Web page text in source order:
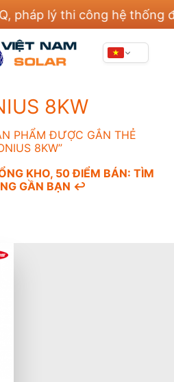
lý thi công hệ thống điện
8KW
PHẨM ĐƯỢC GẮN THẺ
8KW”
KHO, 50 ĐIỂM BÁN: TÌM
GẦN BẠN ↩️